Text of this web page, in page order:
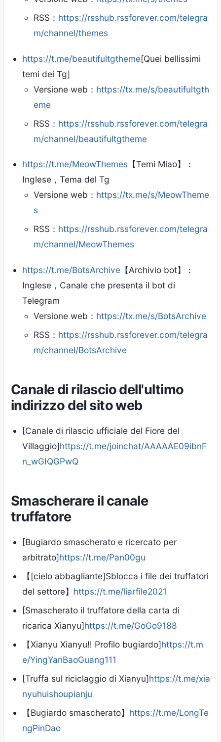
RSS： https://rsshub.rssforever.com/telegra
m/channel/themes
https://t.me/beautifultgtheme[Quei bellissimi
temi dei Tg]
Versione web： https://tx.me/s/beautifultgth
eme
RSS： https://rsshub.rssforever.com/telegra
m/channel/beautifultgtheme
https://t.me/MeowThemes 【Temi Miao】：
Inglese，Tema del Tg
Versione web： https://tx.me/s/MeowTheme
s
RSS： https://rsshub.rssforever.com/telegra
m/channel/MeowThemes
https://t.me/BotsArchive 【Archivio bot】：
Inglese，Canale che presenta il bot di
Telegram
Versione web： https://tx.me/s/BotsArchive
RSS： https://rsshub.rssforever.com/telegra
m/channel/BotsArchive
Canale di rilascio dell'ultimo
indirizzo del sito web
[Canale di rilascio ufficiale del Fiore del
Villaggio]https://t.me/joinchat/AAAAAE09ibnF
n_wGIQGPwQ
Smascherare il canale
truffatore
[Bugiardo smascherato e ricercato per
arbitrato]https://t.me/Pan00gu
【[cielo abbagliante]Sblocca i file dei truffatori
del settore】 https://t.me/liarfile2021
[Smascherato il truffatore della carta di
ricarica Xianyu]https://t.me/GoGo9188
【Xianyu Xianyu‼ ️Profilo bugiardo]https://t.m
e/YingYanBaoGuang111
[Truffa sul riciclaggio di Xianyu]https://t.me/xia
nyuhuishoupianju
【Bugiardo smascherato】 https://t.me/LongTe
ngPinDao